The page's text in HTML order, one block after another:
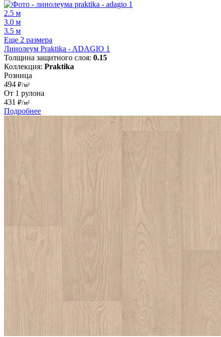
2.5 м
3.0 м
3.5 м
Еще 2 размера
Линолеум Praktika - ADAGIO 1
Толщина защитного слоя: 0.15
Коллекция: Praktika
Розница
494 ₽/м²
От 1 рулона
431 ₽/м²
Подробнее